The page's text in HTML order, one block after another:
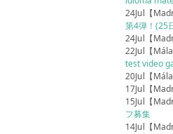
24Jul【
第4弾！(25
24Jul【
22Jul【
test video
20Jul【
17Jul【
15Jul【
フ募集
14Jul【